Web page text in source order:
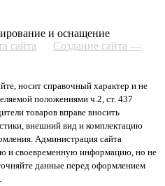
и оснащение
сайта
Создание сайта —
носит справочный характер и не
положениями ч.2, ст. 437
товаров вправе вносить
внешний вид и комплектацию
Администрация сайта
и своевременную информацию, но не
данные перед оформлением